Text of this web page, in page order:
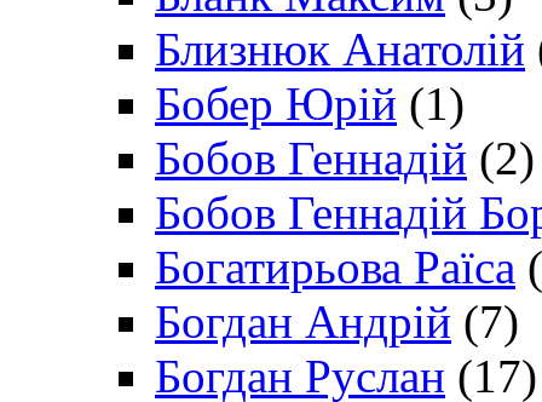
Близнюк Анатолій
Бобер Юрій (1)
Бобов Геннадій (2)
Бобов Геннадій
Богатирьова Раїса
Богдан Андрій (7)
Богдан Руслан (17)